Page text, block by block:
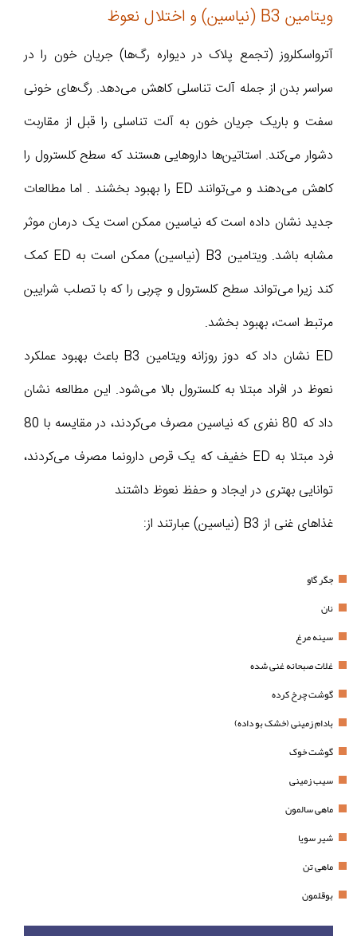
ویتامین B3 (نیاسین) و اختلال نعوظ
آترواسکلروز (تجمع پلاک در دیواره رگ‌ها) جریان خون را در
سراسر بدن از جمله آلت تناسلی کاهش می‌دهد. رگ‌های خونی
سفت و باریک جریان خون به آلت تناسلی را قبل از مقاربت
دشوار می‌کند. استاتین‌ها داروهایی هستند که سطح کلسترول را
کاهش می‌دهند و می‌توانند ED را بهبود بخشند . اما مطالعات
جدید نشان داده است که نیاسین ممکن است یک درمان موثر
مشابه باشد. ویتامین B3 (نیاسین) ممکن است به ED کمک
کند زیرا می‌تواند سطح کلسترول و چربی را که با تصلب شرایین
مرتبط است، بهبود بخشد.
ED نشان داد که دوز روزانه ویتامین B3 باعث بهبود عملکرد
نعوظ در افراد مبتلا به کلسترول بالا می‌شود. این مطالعه نشان
داد که 80 نفری که نیاسین مصرف می‌کردند، در مقایسه با 80
فرد مبتلا به ED خفیف که یک قرص دارونما مصرف می‌کردند،
توانایی بهتری در ایجاد و حفظ نعوظ داشتند
غذاهای غنی از B3 (نیاسین) عبارتند از:
جگر گاو
نان
سینه مرغ
غلات صبحانه غنی شده
گوشت چرخ کرده
بادام زمینی (خشک بو داده)
گوشت خوک
سیب زمینی
ماهی سالمون
شیر سویا
ماهی تن
بوقلمون